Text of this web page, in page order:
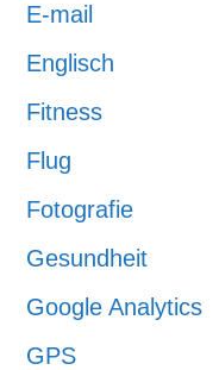
E-mail
Englisch
Fitness
Flug
Fotografie
Gesundheit
Google Analytics
GPS